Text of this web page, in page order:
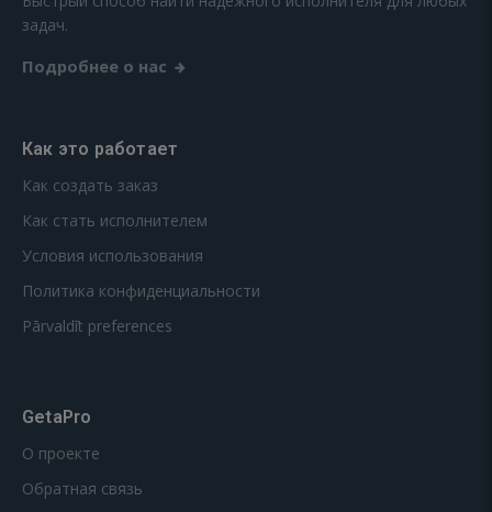
задач.
Подробнее о нас
Как это работает
Как создать заказ
Как стать исполнителем
Условия использования
Политика конфиденциальности
Pārvaldīt preferences
GetaPro
О проекте
Обратная связь